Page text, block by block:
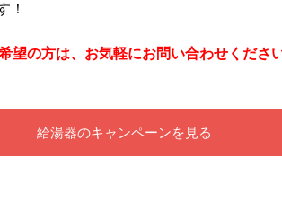
！
望の方は、お気軽にお問い合わせくださ
給湯器のキャンペーンを見る